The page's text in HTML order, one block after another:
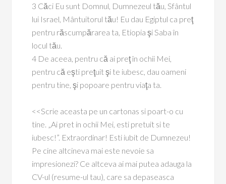
3 Căci Eu sunt Domnul, Dumnezeul tău, Sfântul
lui Israel, Mântuitorul tău! Eu dau Egiptul ca preţ
pentru răscumpărarea ta, Etiopia şi Saba în
locul tău.
4 De aceea, pentru că ai preţ în ochii Mei,
pentru că eşti preţuit şi te iubesc, dau oameni
pentru tine, şi popoare pentru viaţa ta.
<<Scrie aceasta pe un cartonas si poart-o cu
tine. „Ai pret in ochii Mei, esti pretuit si te
iubesc!”. Extraordinar! Esti iubit de Dumnezeu!
Pe cine altcineva mai este nevoie sa
impresionezi? Ce altceva ai mai putea adauga la
CV-ul (resume-ul tau), care sa depaseasca